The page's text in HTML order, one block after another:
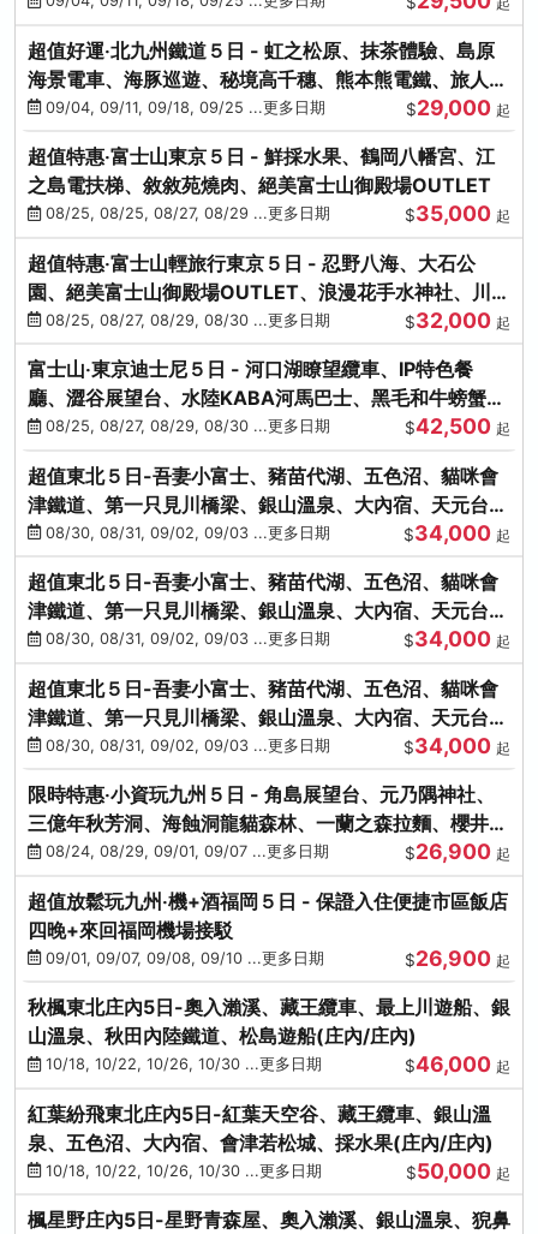
超值好運‧北九州鐵道５日 - 虹之松原、抹茶體驗、島原
海景電車、海豚巡遊、秘境高千穗、熊本熊電鐵、旅人觀
光列車-台中出發
09/04, 09/11, 09/18, 09/25 ...更多日期 $29,000 起
超值特惠‧富士山東京５日 - 鮮採水果、鶴岡八幡宮、江
之島電扶梯、敘敘苑燒肉、絕美富士山御殿場OUTLET
08/25, 08/25, 08/27, 08/29 ...更多日期 $35,000 起
超值特惠‧富士山輕旅行東京５日 - 忍野八海、大石公
園、絕美富士山御殿場OUTLET、浪漫花手水神社、川越
小江戶
08/25, 08/27, 08/29, 08/30 ...更多日期 $32,000 起
富士山‧東京迪士尼５日 - 河口湖瞭望纜車、IP特色餐
廳、澀谷展望台、水陸KABA河馬巴士、黑毛和牛螃蟹美
饌、季節採果
08/25, 08/27, 08/29, 08/30 ...更多日期 $42,500 起
超值東北５日-吾妻小富士、豬苗代湖、五色沼、貓咪會
津鐵道、第一只見川橋梁、銀山溫泉、大內宿、天元台高
原纜車
08/30, 08/31, 09/02, 09/03 ...更多日期 $34,000 起
超值東北５日-吾妻小富士、豬苗代湖、五色沼、貓咪會
津鐵道、第一只見川橋梁、銀山溫泉、大內宿、天元台高
原纜車
08/30, 08/31, 09/02, 09/03 ...更多日期 $34,000 起
超值東北５日-吾妻小富士、豬苗代湖、五色沼、貓咪會
津鐵道、第一只見川橋梁、銀山溫泉、大內宿、天元台高
原纜車
08/30, 08/31, 09/02, 09/03 ...更多日期 $34,000 起
限時特惠‧小資玩九州５日 - 角島展望台、元乃隅神社、
三億年秋芳洞、海蝕洞龍貓森林、一蘭之森拉麵、櫻井二
見浦08/24, 08/29, 09/01, 09/07 ...更多日期 $26,900 起
超值放鬆玩九州‧機+酒福岡５日 - 保證入住便捷市區飯店
四晚+來回福岡機場接駁
09/01, 09/07, 09/08, 09/10 ...更多日期 $26,900 起
秋楓東北庄內5日-奧入瀨溪、藏王纜車、最上川遊船、銀
山溫泉、秋田內陸鐵道、松島遊船(庄內/庄內)
10/18, 10/22, 10/26, 10/30 ...更多日期 $46,000 起
紅葉紛飛東北庄內5日-紅葉天空谷、藏王纜車、銀山溫
泉、五色沼、大內宿、會津若松城、採水果(庄內/庄內)
10/18, 10/22, 10/26, 10/30 ...更多日期 $50,000 起
楓星野庄內5日-星野青森屋、奧入瀨溪、銀山溫泉、猊鼻